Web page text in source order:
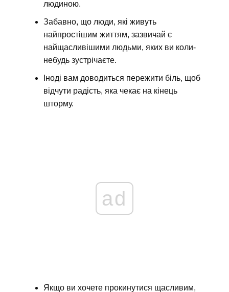
людиною.
Забавно, що люди, які живуть
найпростішим життям, зазвичай є
найщасливішими людьми, яких ви коли-
небудь зустрічаєте.
Іноді вам доводиться пережити біль, щоб
відчути радість, яка чекає на кінець
шторму.
ad
Якщо ви хочете прокинутися щасливим,